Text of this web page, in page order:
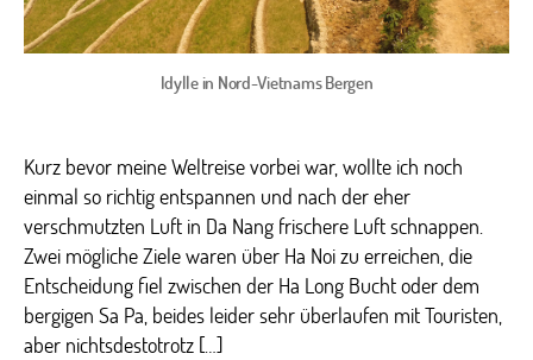
Idylle in Nord-Vietnams Bergen
Kurz bevor meine Weltreise vorbei war, wollte ich noch
einmal so richtig entspannen und nach der eher
verschmutzten Luft in Da Nang frischere Luft schnappen.
Zwei mögliche Ziele waren über Ha Noi zu erreichen, die
Entscheidung fiel zwischen der Ha Long Bucht oder dem
bergigen Sa Pa, beides leider sehr überlaufen mit Touristen,
aber nichtsdestotrotz […]